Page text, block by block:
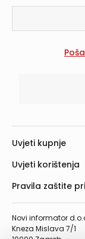
Novi informator
Kneza Mislava 7/1
Uvjeti kupnje
Uvjeti korištenja
Pravila zaštite